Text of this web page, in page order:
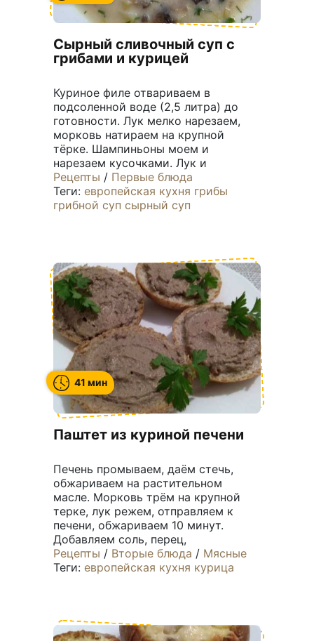
Сырный сливочный суп с
грибами и курицей
Куриное филе отвариваем в
подсоленной воде (2,5 литра) до
готовности. Лук мелко нарезаем,
морковь натираем на крупной
тёрке. Шампиньоны моем и
нарезаем кусочками. Лук и
Рецепты / Первые блюда
Теги: европейская кухня грибы
грибной суп сырный суп
41 мин
Паштет из куриной печени
Печень промываем, даём стечь,
обжариваем на растительном
масле. Морковь трём на крупной
терке, лук режем, отправляем к
печени, обжариваем 10 минут.
Добавляем соль, перец,
Рецепты / Вторые блюда / Мясные
Теги: европейская кухня курица